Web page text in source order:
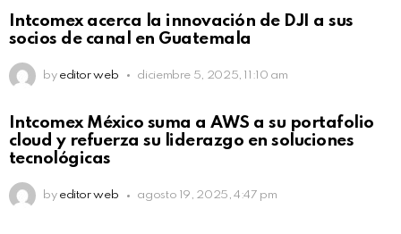
Intcomex acerca la innovación de DJI a sus
socios de canal en Guatemala
by editor web diciembre 5, 2025, 11:10 am
Intcomex México suma a AWS a su portafolio
cloud y refuerza su liderazgo en soluciones
tecnológicas
by editor web agosto 19, 2025, 4:47 pm